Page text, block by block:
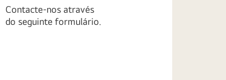
Contacte-nos através
do seguinte formulário.